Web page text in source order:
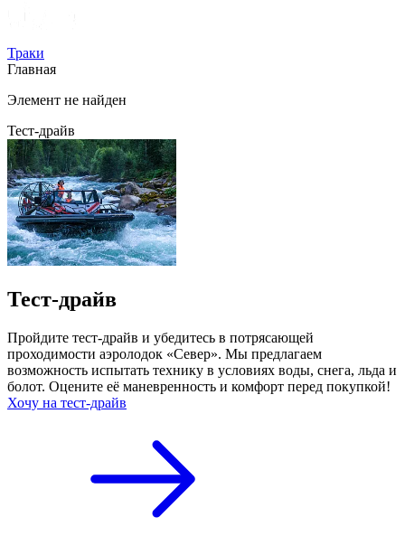
Траки
Главная
Элемент не найден
Тест-драйв
Тест-драйв
Пройдите тест-драйв и убедитесь в потрясающей
проходимости аэролодок «Север». Мы предлагаем
возможность испытать технику в условиях воды, снега, льда и
болот. Оцените её маневренность и комфорт перед покупкой!
Хочу на тест-драйв